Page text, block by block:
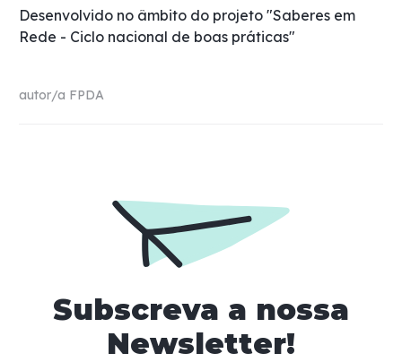
Desenvolvido no âmbito do projeto "Saberes em
Rede - Ciclo nacional de boas práticas"
autor/a FPDA
Subscreva a nossa
Newsletter!